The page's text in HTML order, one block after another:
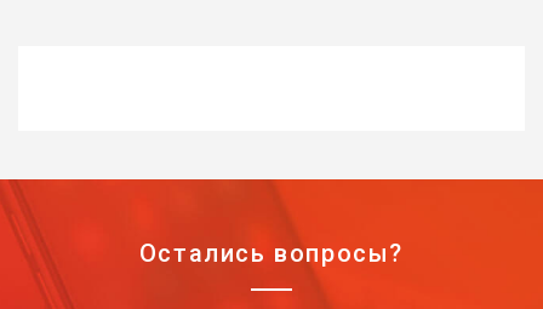
Остались вопросы?